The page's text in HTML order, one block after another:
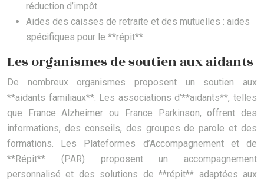
réduction d’impôt.
Aides des caisses de retraite et des mutuelles : aides
spécifiques pour le **répit**.
Les organismes de soutien aux aidants
De nombreux organismes proposent un soutien aux
**aidants familiaux**. Les associations d’**aidants**, telles
que France Alzheimer ou France Parkinson, offrent des
informations, des conseils, des groupes de parole et des
formations. Les Plateformes d’Accompagnement et de
**Répit** (PAR) proposent un accompagnement
personnalisé et des solutions de **répit** adaptées aux